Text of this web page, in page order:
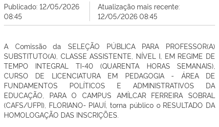
Publicado: 12/05/2026
08:45
Atualização mais recente:
12/05/2026 08:45
A Comissão da SELEÇÃO PÚBLICA PARA PROFESSOR(A)
SUBSTITUTO(A), CLASSE ASSISTENTE, NÍVEL I, EM REGIME DE
TEMPO INTEGRAL TI-40 (QUARENTA HORAS SEMANAIS),
CURSO DE LICENCIATURA EM PEDAGOGIA - ÁREA DE
FUNDAMENTOS POLÍTICOS E ADMINISTRATIVOS DA
EDUCAÇÃO, PARA O CAMPUS AMÍLCAR FERREIRA SOBRAL
(CAFS/UFPI), FLORIANO- PIAUÍ, torna público o RESULTADO DA
HOMOLOGAÇÃO DAS INSCRIÇÕES.